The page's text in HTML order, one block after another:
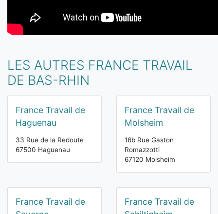
LES AUTRES FRANCE TRAVAIL
DE BAS-RHIN
France Travail de
Haguenau
33 Rue de la Redoute
67500 Haguenau
France Travail de
Molsheim
16b Rue Gaston
Romazzotti
67120 Molsheim
France Travail de
France Travail de